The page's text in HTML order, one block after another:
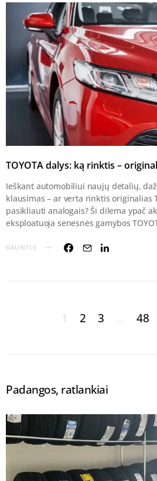
TOYOTA dalys: ką rinktis –
Ieškant automobiliui naujų detalių,
klausimas – ar verta rinktis originalias
pasikliauti analogais? Ši dilema ypač
eksploatuoja senesnės gamybos
DALINTIS
Įrašų
1 2 3 … 48
Padangos, ratlankiai